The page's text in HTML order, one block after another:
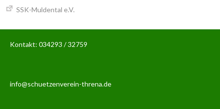
SSK-Muldental e.V.
Kontakt: 034293 / 32759
info@schuetzenverein-threna.de